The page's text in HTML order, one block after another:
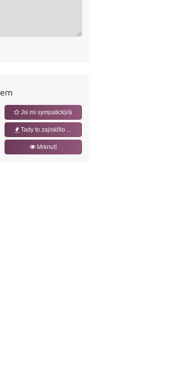
Jsi mi sympatický/á
Tady to zajiskřilo ...
Mrknutí